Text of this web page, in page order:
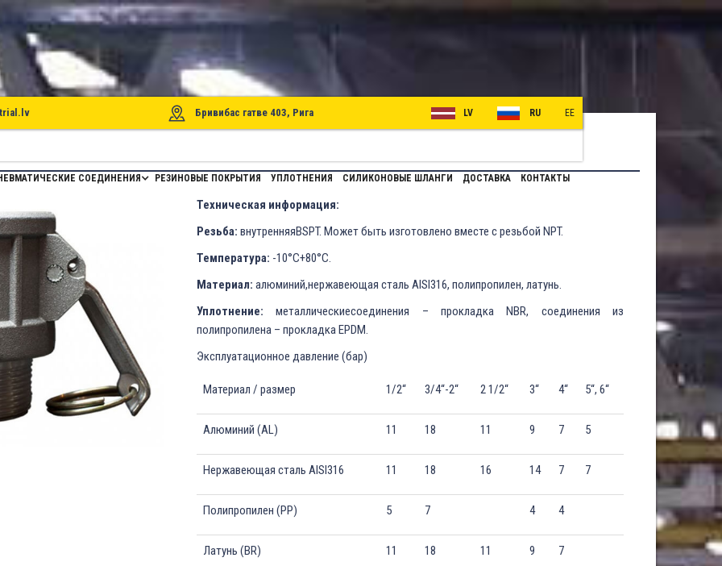
Бривибас гатве 403, Рига LV RU EE
СОЕДИНЕНИЯ РЕЗИНОВЫЕ ПОКРЫТИЯ УПЛОТНЕНИЯ СИЛИКОНОВЫЕ ШЛАНГИ ДОСТАВКА КОНТАКТЫ
Техническая информация:
Резьба: внутренняяBSPT. Может быть изготовлено вместе с резьбой NPT.
Температура: -10°C+80°C.
Материал: алюминий,нержавеющая сталь AISI316, полипропилен, латунь.
Уплотнение:металлическиесоединения – прокладка NBR, соединения из
полипропилена – прокладка EPDM.
Эксплуатационное давление (бар)
Материал / размер 1/2“ 3/4“-2“ 2 1/2“ 3“ 4“ 5“, 6“
Алюминий (AL) 11 18 11 9 7 5
Нержавеющая сталь AISI316 11 18 16 14 7 7
Полипропилен (PP) 5 7 4 4
Латунь (BR) 11 18 11 9 7